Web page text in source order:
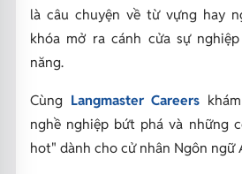
là câu chuyện về từ vựng hay
khóa mở ra cánh cửa sự
năng.
Cùng Langmaster Careers
nghề nghiệp bứt phá và những
hot" dành cho cử nhân Ngôn ngữ